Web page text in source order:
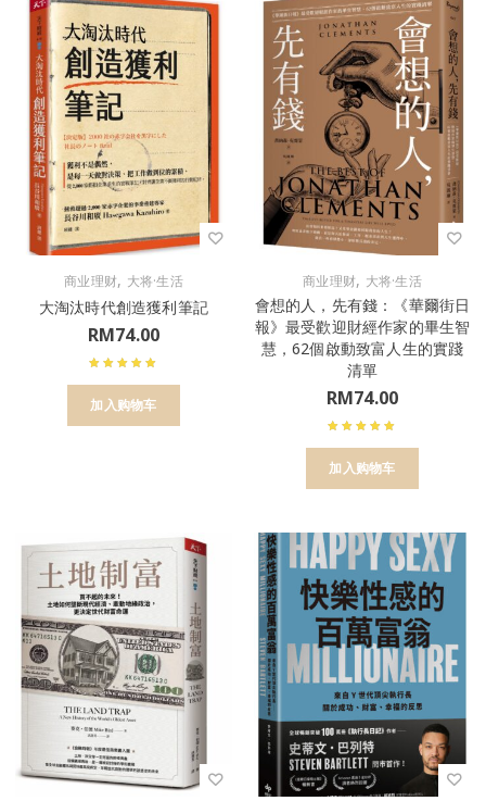
商业理财, 大将·生活
大淘汰時代創造獲利筆記
RM74.00
加入购物车
商业理财, 大将·生活
會想的人，先有錢：《華爾街日
報》最受歡迎財經作家的畢生智
慧，62個啟動致富人生的實踐
清單
RM74.00
加入购物车